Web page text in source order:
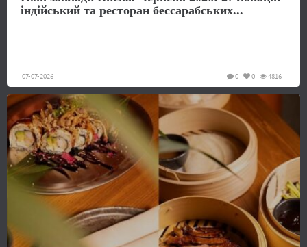
індійський та ресторан бессарабських...
07-07-2026 4816
0
0